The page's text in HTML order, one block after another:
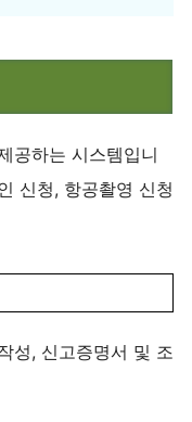
공하는 시스템입니
신청, 항공촬영 신청
성, 신고증명서 및 조